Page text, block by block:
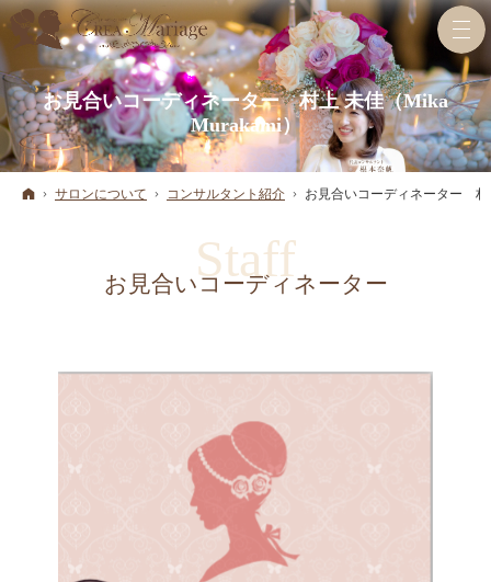
お見合いコーディネーター 村上 未佳（Mika
Murakami）
ホーム
サロンについて コンサルタント紹介 お見合いコーディネーター
お見合いコーディネーター